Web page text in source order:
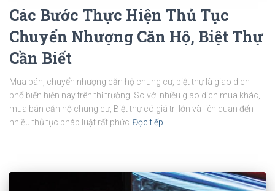
Các Bước Thực Hiện Thủ Tục
Chuyển Nhượng Căn Hộ, Biệt Thự
Cần Biết
Mua bán, chuyển nhượng căn hộ chung cư, biệt thự là giao dịch
phổ biến hiện nay trên thị trường. So với nhiều giao dịch mua khác,
mua bán căn hộ chung cư, Biệt thự có giá trị lớn và liên quan đến
nhiều thủ tục pháp luật rất phức Đọc tiếp…